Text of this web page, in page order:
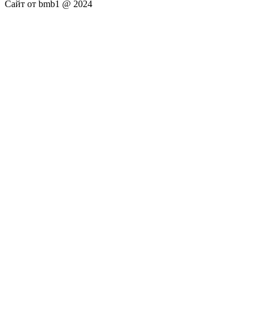
Сайт от bmb1 @ 2024